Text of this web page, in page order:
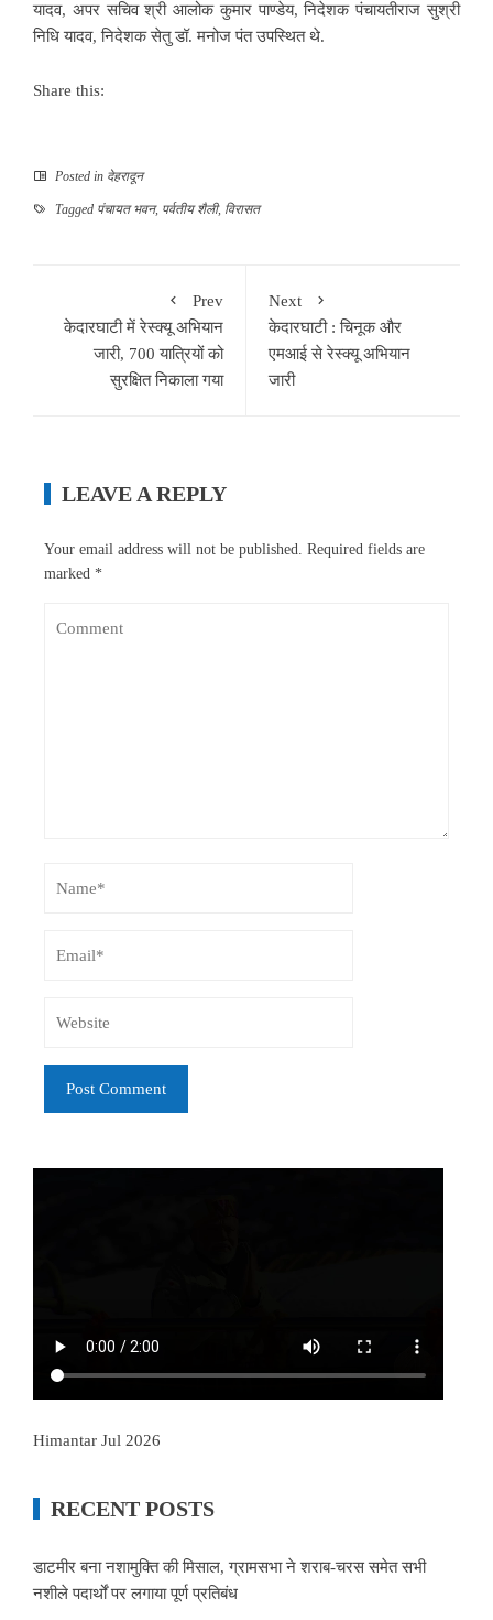
यादव, अपर सचिव श्री आलोक कुमार पाण्डेय, निदेशक पंचायतीराज सुश्री
निधि यादव, निदेशक सेतु डॉ. मनोज पंत उपस्थित थे.
Share this:
Posted in देहरादून
Tagged पंचायत भवन, पर्वतीय शैली, विरासत
Prev
केदारघाटी में रेस्क्यू अभियान
जारी, 700 यात्रियों को
सुरक्षित निकाला गया
Next
केदारघाटी : चिनूक और
एमआई से रेस्क्यू अभियान
जारी
LEAVE A REPLY
Your email address will not be published.
Required fields are
marked *
Himantar Jul 2026
RECENT POSTS
डाटमीर बना नशामुक्ति की मिसाल, ग्रामसभा ने शराब-चरस समेत सभी
नशीले पदार्थों पर लगाया पूर्ण प्रतिबंध